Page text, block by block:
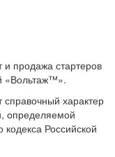
продажа стартеров
«Вольтаж™».
характер
определяемой
Российской